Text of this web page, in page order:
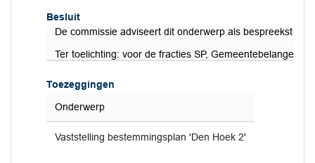
Besluit
De commissie adviseert dit onderwerp als bespreekstuk
Ter toelichting: voor de fracties SP, Gemeentebelangen,
Toezeggingen
Onderwerp
Vaststelling bestemmingsplan 'Den Hoek 2'